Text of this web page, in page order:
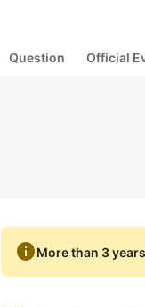
Question Official
infoMore than 3